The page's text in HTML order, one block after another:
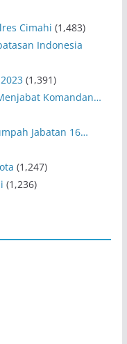
Cimahi (1,483)
Indonesia
(1,391)
Komandan…
Jabatan 16…
(1,247)
(1,236)